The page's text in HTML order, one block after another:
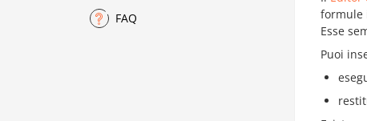
FAQ
formule
Esse
Puoi